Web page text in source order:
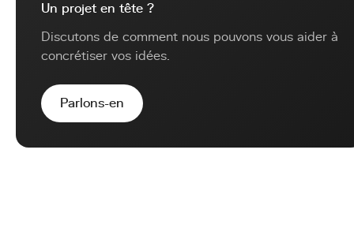
Un projet en tête ?
Discutons de comment nous pouvons vous aider à
concrétiser vos idées.
Parlons-en